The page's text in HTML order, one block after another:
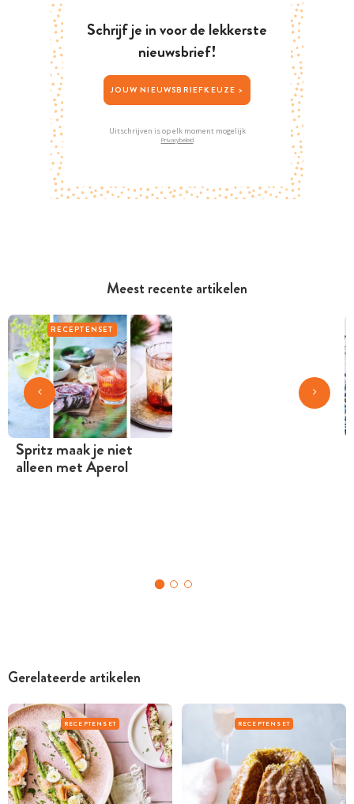
Meest recente artikelen
RECEPTENSET
Spritz maak je niet
alleen met Aperol
Schrijf je in voor de lekkerste
nieuwsbrief!
JOUW NIEUWSBRIEFKEUZE >
Uitschrijven is op elk moment mogelijk
Privacybeleid
Gerelateerde artikelen
RECEPTENSET RECEPTENSET